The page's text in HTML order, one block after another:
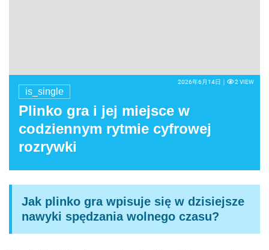
is_single
Plinko gra i jej miejsce w
codziennym rytmie cyfrowej
rozrywki
2026年6月14日｜ 2 VIEW
Jak plinko gra wpisuje się w dzisiejsze
nawyki spędzania wolnego czasu?